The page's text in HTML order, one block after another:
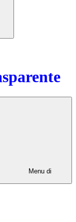
Menu di